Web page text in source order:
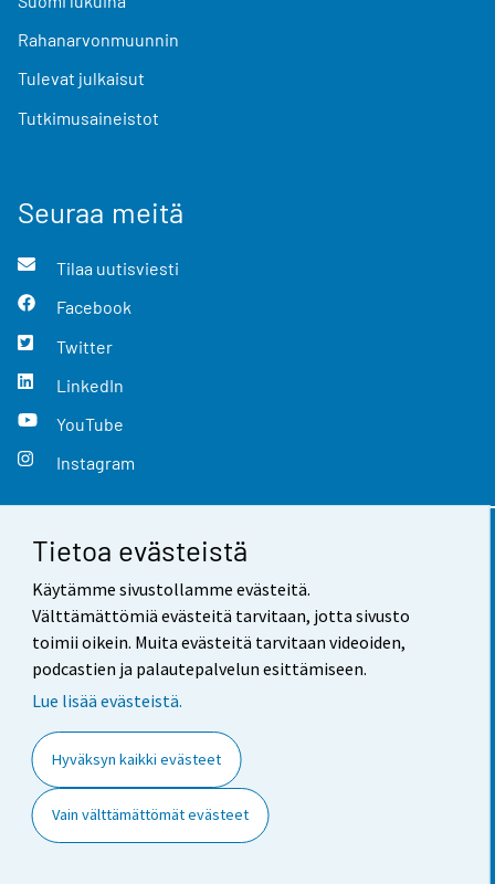
Tietoa evästeistä
Käytämme sivustollamme evästeitä.
Välttämättömiä evästeitä tarvitaan, jotta sivusto
toimii oikein. Muita evästeitä tarvitaan videoiden,
podcastien ja palautepalvelun esittämiseen.
Lue lisää evästeistä.
Hyväksyn kaikki evästeet
Vain välttämättömät evästeet
Rahanarvonmuunnin
Tulevat julkaisut
Tutkimusaineistot
Seuraa meitä
Tilaa uutisviesti
Facebook
Twitter
LinkedIn
YouTube
Instagram
Yhteystiedot
Palaute
Käyttöehdot
Saavutettavuus
Tietoa sivustosta
Evästeasetukset